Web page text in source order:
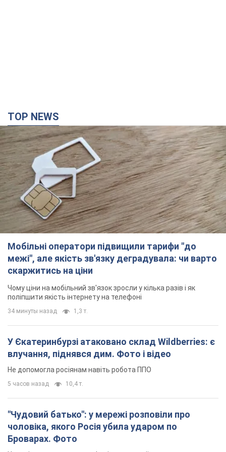
TOP NEWS
Мобільні оператори підвищили тарифи "до
межі", але якість зв'язку деградувала: чи варто
скаржитись на ціни
Чому ціни на мобільний зв'язок зросли у кілька разів і як
поліпшити якість інтернету на телефоні
34 минуты назад 1,3 т.
У Єкатеринбурзі атаковано склад Wildberries: є
влучання, піднявся дим. Фото і відео
Не допомогла росіянам навіть робота ППО
5 часов назад 10,4 т.
"Чудовий батько": у мережі розповіли про
чоловіка, якого Росія убила ударом по
Броварах. Фото